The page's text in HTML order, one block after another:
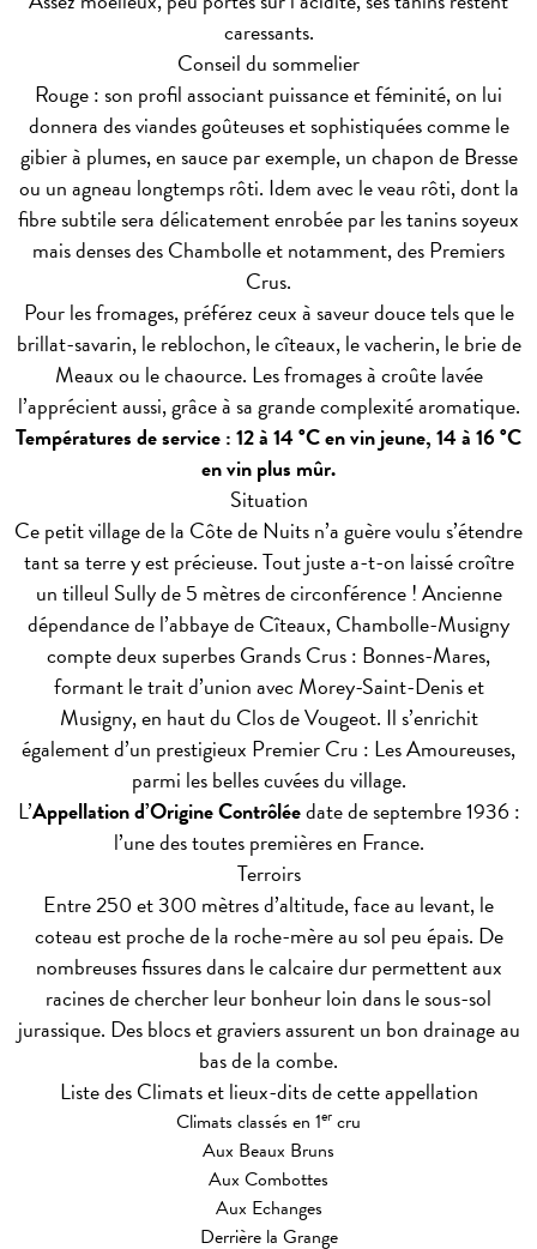
caressants.
Conseil du sommelier
Rouge : son profil associant puissance et féminité, on lui
donnera des viandes goûteuses et sophistiquées comme le
gibier à plumes, en sauce par exemple, un chapon de Bresse
ou un agneau longtemps rôti. Idem avec le veau rôti, dont la
fibre subtile sera délicatement enrobée par les tanins soyeux
mais denses des Chambolle et notamment, des Premiers
Crus.
Pour les fromages, préférez ceux à saveur douce tels que le
brillat-savarin, le reblochon, le cîteaux, le vacherin, le brie de
Meaux ou le chaource. Les fromages à croûte lavée
l’apprécient aussi, grâce à sa grande complexité aromatique.
Températures de service : 12 à 14 °C en vin jeune, 14 à 16 °C
en vin plus mûr.
Situation
Ce petit village de la Côte de Nuits n’a guère voulu s’étendre
tant sa terre y est précieuse. Tout juste a-t-on laissé croître
un tilleul Sully de 5 mètres de circonférence ! Ancienne
dépendance de l’abbaye de Cîteaux, Chambolle-Musigny
compte deux superbes Grands Crus : Bonnes-Mares,
formant le trait d’union avec Morey-Saint-Denis et
Musigny, en haut du Clos de Vougeot. Il s’enrichit
également d’un prestigieux Premier Cru : Les Amoureuses,
parmi les belles cuvées du village.
L’Appellation d’Origine Contrôléedate de septembre 1936 :
l’une des toutes premières en France.
Terroirs
Entre 250 et 300 mètres d’altitude, face au levant, le
coteau est proche de la roche-mère au sol peu épais. De
nombreuses fissures dans le calcaire dur permettent aux
racines de chercher leur bonheur loin dans le sous-sol
jurassique. Des blocs et graviers assurent un bon drainage au
bas de la combe.
Liste des Climats et lieux-dits de cette appellation
Climats classés en 1er cru
Aux Beaux Bruns
Aux Combottes
Aux Echanges
Derrière la Grange